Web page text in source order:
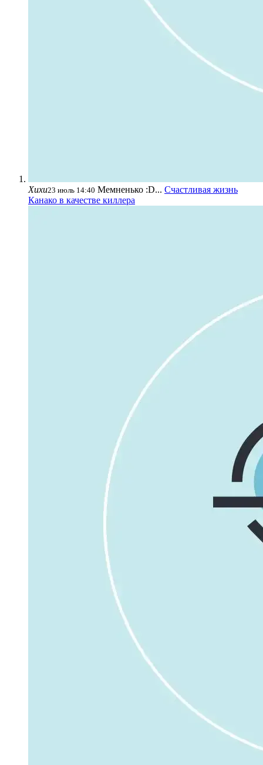
Хихи23 июль 14:40 Мемненько :D... Счастливая жизнь
Канако в качестве киллера